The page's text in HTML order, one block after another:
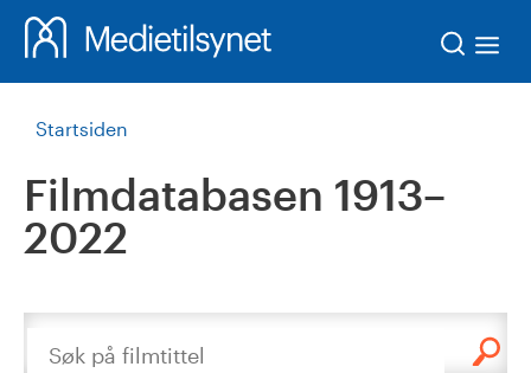
Startsiden
Filmdatabasen 1913–
2022
Søk